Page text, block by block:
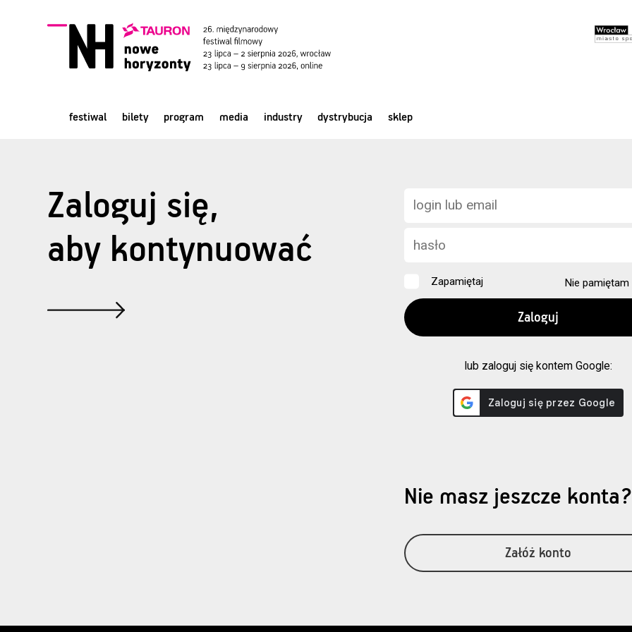
festiwal bilety program media industry dystrybucja sklep
Zaloguj się,
aby kontynuować
Zapamiętaj Nie pamiętam
lub zaloguj się kontem Google:
Nie masz jeszcze konta?
Załóż konto